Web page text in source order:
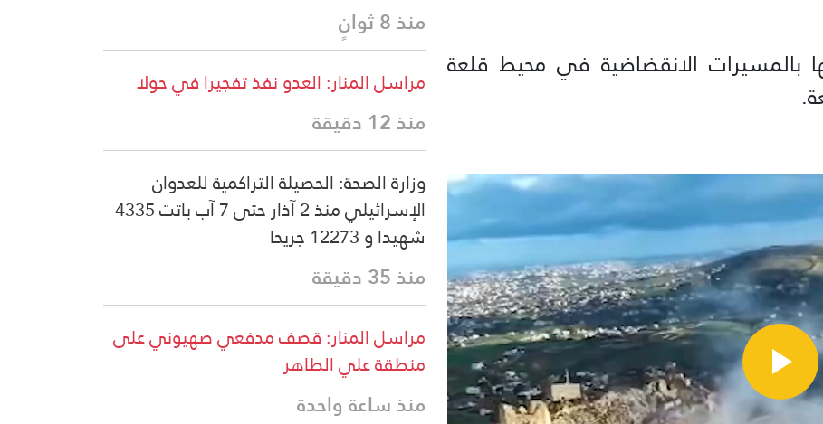
بالمسيرات الانقضاضية في محيط قلعة
منذ 8 ثوانٍ
مراسل المنار: العدو نفذ تفجيرا في حولا
منذ 12 دقيقة
وزارة الصحة: الحصيلة التراكمية للعدوان
الإسرائيلي منذ 2 آذار حتى 7 آب باتت 4335
شهيدا و 12273 جريحا
منذ 35 دقيقة
مراسل المنار: قصف مدفعي صهيوني على
منطقة علي الطاهر
منذ ساعة واحدة